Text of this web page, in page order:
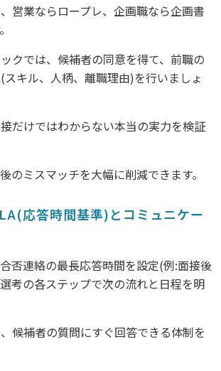
営業ならロープレ、企画職なら企画書
クでは、候補者の同意を得て、前職の
キル、人柄、離職理由)を行いましょ
だけではわからない本当の実力を検証
のミスマッチを大幅に削減できます。
応答時間基準)とコミュニケー
否連絡の最長応答時間を設定(例:面接後
考の各ステップで次の流れと日程を明
候補者の質問にすぐ回答できる体制を